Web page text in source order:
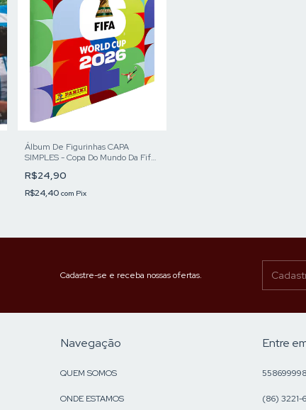
Álbum De Figurinhas CAPA
SIMPLES - Copa Do Mundo Da Fifa
R$24,90
R$24,40 com Pix
Cadastre-se e receba nossas ofertas.
Navegação
QUEM SOMOS
ONDE ESTAMOS
Entre
(86) 3221-